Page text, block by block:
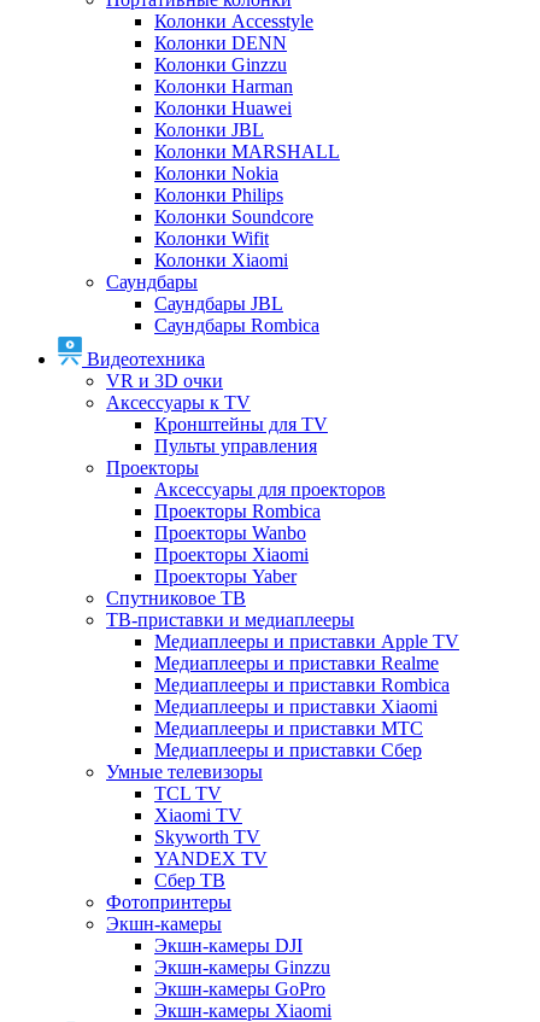
Колонки Accesstyle
Колонки DENN
Колонки Ginzzu
Колонки Harman
Колонки Huawei
Колонки JBL
Колонки MARSHALL
Колонки Nokia
Колонки Philips
Колонки Soundcore
Колонки Wifit
Колонки Xiaomi
Саундбары
Саундбары JBL
Саундбары Rombica
Видеотехника
VR и 3D очки
Аксессуары к TV
Кронштейны для TV
Пульты управления
Проекторы
Аксессуары для проекторов
Проекторы Rombica
Проекторы Wanbo
Проекторы Xiaomi
Проекторы Yaber
Спутниковое ТВ
ТВ-приставки и медиаплееры
Медиаплееры и приставки Apple TV
Медиаплееры и приставки Realme
Медиаплееры и приставки Rombica
Медиаплееры и приставки Xiaomi
Медиаплееры и приставки МТС
Медиаплееры и приставки Сбер
Умные телевизоры
TCL TV
Xiaomi TV
Skyworth TV
YANDEX TV
Сбер ТВ
Фотопринтеры
Экшн-камеры
Экшн-камеры DJI
Экшн-камеры Ginzzu
Экшн-камеры GoPro
Экшн-камеры Xiaomi